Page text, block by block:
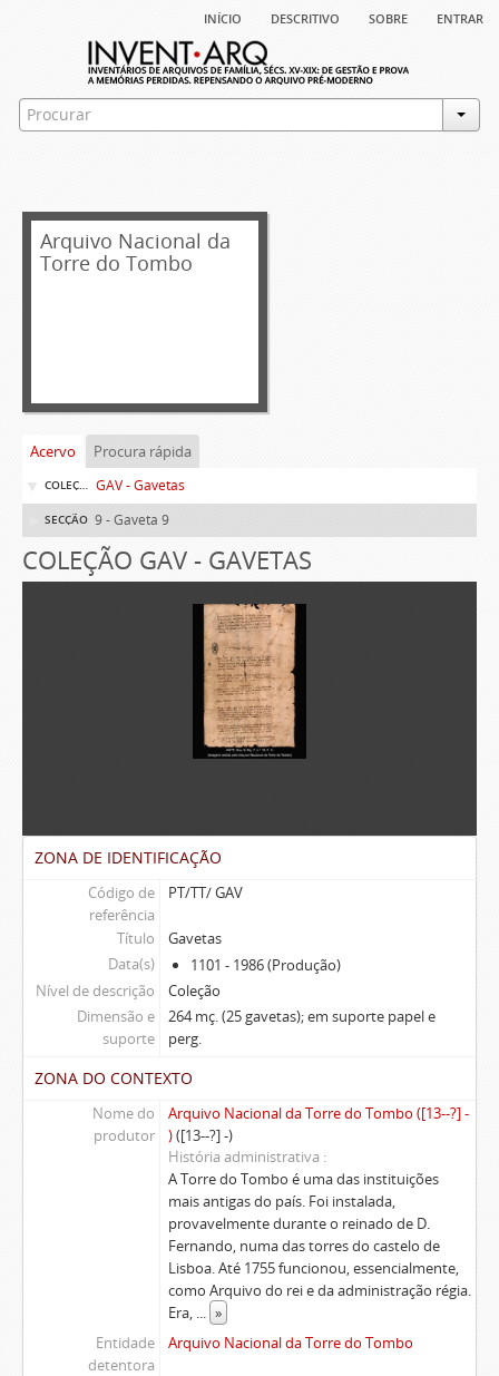
início descritivo sobre entrar
Arquivo Nacional da
Torre do Tombo
Acervo Procura rápida
COLEÇÃO GAV - Gavetas
SECÇÃO 9 - Gaveta 9
COLEÇÃO GAV - GAVETAS
ZONA DE IDENTIFICAÇÃO
Código de
referência
PT/TT/ GAV
Título
Gavetas
Data(s)
1101 - 1986 (Produção)
Nível de descrição
Coleção
Dimensão e
suporte
264 mç. (25 gavetas); em suporte papel e
perg.
ZONA DO CONTEXTO
Nome do
produtor
Arquivo Nacional da Torre do Tombo ([13--?] -
)([13--?] -)
História administrativa
A Torre do Tombo é uma das instituições
mais antigas do país. Foi instalada,
provavelmente durante o reinado de D.
Fernando, numa das torres do castelo de
Lisboa. Até 1755 funcionou, essencialmente,
como Arquivo do rei e da administração régia.
Era, ... »
Entidade
detentora
Arquivo Nacional da Torre do Tombo